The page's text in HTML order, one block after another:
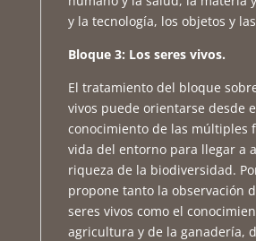
y la tecnología, los objetos y
Bloque 3: Los seres vivos.
El tratamiento del bloque
vivos puede orientarse desde
conocimiento de las múltiples
vida del entorno para llegar a
riqueza de la biodiversidad.
propone tanto la observación
seres vivos como el
agricultura y de la ganadería,